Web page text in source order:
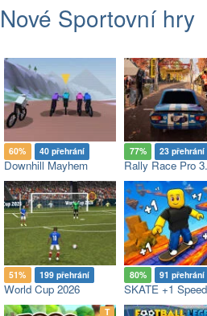
Nové Sportovní hry
60% 40 přehrání
Downhill Mayhem
77% 23 přehrání
Rally Race Pro
51% 199 přehrání
World Cup 2026
80% 91 přehrání
SKATE +1 Speed
Top